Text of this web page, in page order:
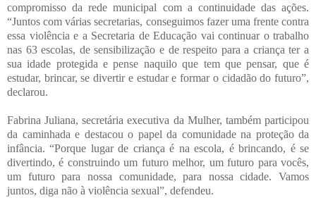
compromisso da rede municipal com a continuidade das ações.
“Juntos com várias secretarias, conseguimos fazer uma frente contra
essa violência e a Secretaria de Educação vai continuar o trabalho
nas 63 escolas, de sensibilização e de respeito para a criança ter a
sua idade protegida e pense naquilo que tem que pensar, que é
estudar, brincar, se divertir e estudar e formar o cidadão do futuro”,
declarou.
Fabrina Juliana, secretária executiva da Mulher, também participou
da caminhada e destacou o papel da comunidade na proteção da
infância. “Porque lugar de criança é na escola, é brincando, é se
divertindo, é construindo um futuro melhor, um futuro para vocês,
um futuro para nossa comunidade, para nossa cidade. Vamos
juntos, diga não à violência sexual”, defendeu.